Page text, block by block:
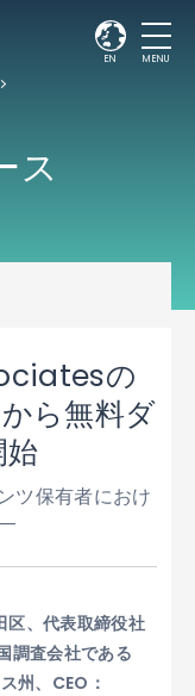
EN MENU
ス
の
ら無料ダ
ツ保有者におけ
区、代表取締役社
調査会社である
州、CEO：